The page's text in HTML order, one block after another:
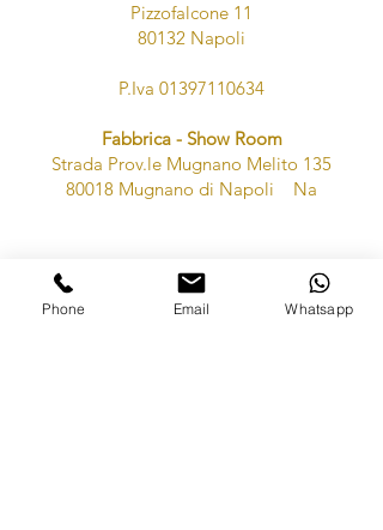
Pizzofalcone 11
80132 Napoli
P.Iva 01397110634
Fabbrica - Show Room
Strada Prov.le Mugnano Melito 135
80018 Mugnano di Napoli Na
RICHIEDI PREVENTIVO
Phone Email Whatsapp